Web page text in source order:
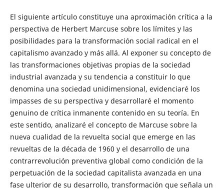
El siguiente artículo constituye una aproximación crítica a la
perspectiva de Herbert Marcuse sobre los límites y las
posibilidades para la transformación social radical en el
capitalismo avanzado y más allá. Al exponer su concepto de
las transformaciones objetivas propias de la sociedad
industrial avanzada y su tendencia a constituir lo que
denomina una sociedad unidimensional, evidenciaré los
impasses de su perspectiva y desarrollaré el momento
genuino de crítica inmanente contenido en su teoría. En
este sentido, analizaré el concepto de Marcuse sobre la
nueva cualidad de la revuelta social que emerge en las
revueltas de la década de 1960 y el desarrollo de una
contrarrevolución preventiva global como condición de la
perpetuación de la sociedad capitalista avanzada en una
fase ulterior de su desarrollo, transformación que señala un